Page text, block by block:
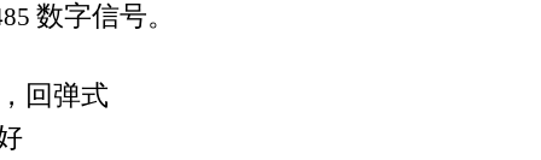
数字信号。
回弹式